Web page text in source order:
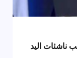
ناشئات اليد